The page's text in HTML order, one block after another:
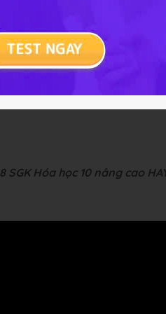
Hóa học 10 nâng cao